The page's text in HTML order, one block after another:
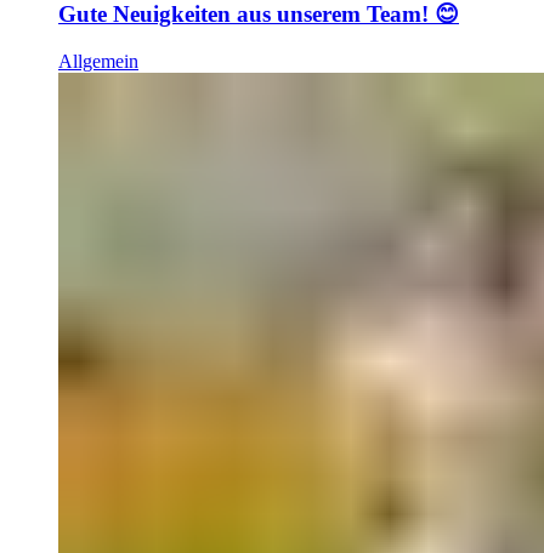
Gute Neuigkeiten aus unserem Team! 😊
Allgemein